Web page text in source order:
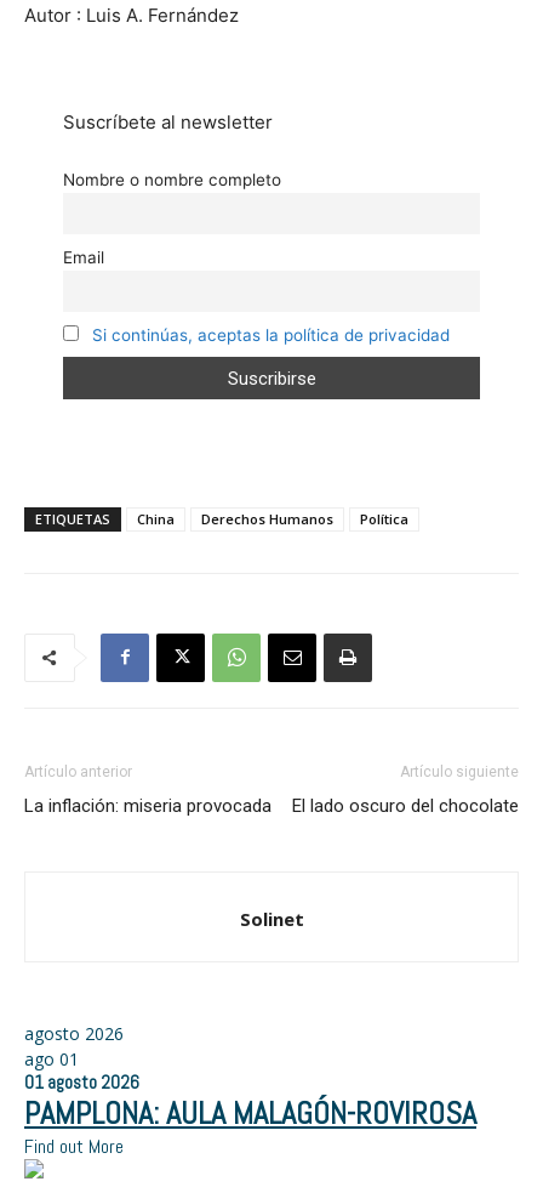
Autor : Luis A. Fernández
Suscríbete al newsletter
Nombre o nombre completo
Email
Si continúas, aceptas la política de privacidad
ETIQUETAS China Derechos Humanos Política
Artículo anterior
La inflación: miseria provocada
Artículo siguiente
El lado oscuro del chocolate
Solinet
agosto 2026
ago 01
01 agosto 2026
PAMPLONA: AULA MALAGÓN-ROVIROSA
Find out More